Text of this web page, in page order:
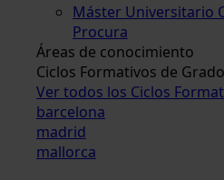
Máster Universitario
Procura
Áreas de conocimiento
Ciclos Formativos de
Ver todos los Ciclos
barcelona
madrid
mallorca